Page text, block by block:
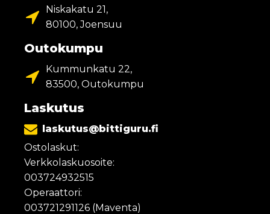
Niskakatu 21,
80100, Joensuu
Outokumpu
Kummunkatu 22,
83500, Outokumpu
Laskutus
laskutus@bittiguru.fi
Ostolaskut:
Verkkolaskuosoite:
003724932515
Operaattori:
003721291126 (Maventa)